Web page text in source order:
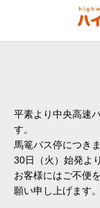
平素より中央高速
す。
馬篭バス停につき
30日（火）始発よ
お客様にはご不便
願い申し上げます。